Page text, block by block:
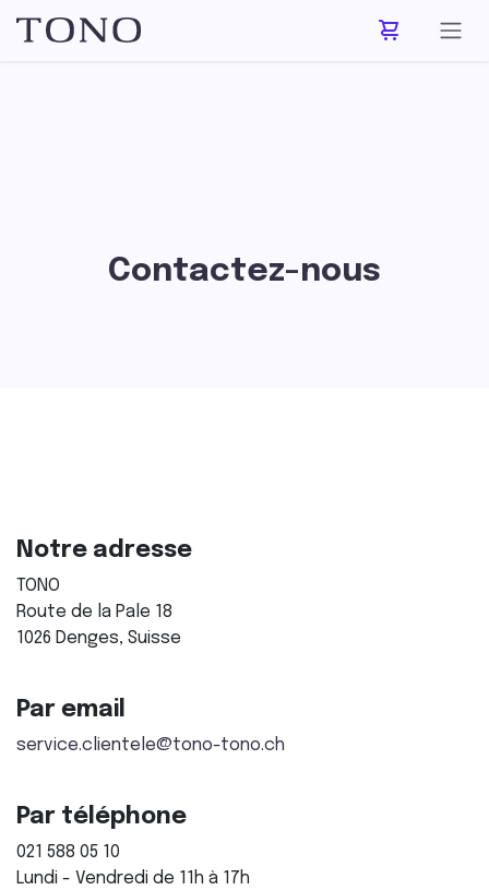
Contactez-nous
Notre adresse
TONO
Route de la Pale 18
1026 Denges, Suisse
Par email
service.clientele@tono-tono.ch
Par téléphone
021 588 05 10
Lundi - Vendredi de 11h à 17h